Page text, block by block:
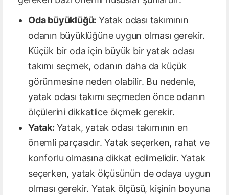
Oda büyüklüğü: Yatak odası takımının
odanın büyüklüğüne uygun olması gerekir.
Küçük bir oda için büyük bir yatak odası
takımı seçmek, odanın daha da küçük
görünmesine neden olabilir. Bu nedenle,
yatak odası takımı seçmeden önce odanın
ölçülerini dikkatlice ölçmek gerekir.
Yatak: Yatak, yatak odası takımının en
önemli parçasıdır. Yatak seçerken, rahat ve
konforlu olmasına dikkat edilmelidir. Yatak
seçerken, yatak ölçüsünün de odaya uygun
olması gerekir. Yatak ölçüsü, kişinin boyuna